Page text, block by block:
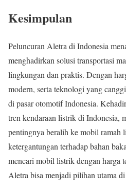
Kesimpulan
Peluncuran Aletra di Indonesia
menghadirkan solusi transportasi
lingkungan dan praktis. Dengan
modern, serta teknologi yang
di pasar otomotif Indonesia.
tren kendaraan listrik di Indonesia,
pentingnya beralih ke mobil ramah
ketergantungan terhadap bahan
mencari mobil listrik dengan harga
Aletra bisa menjadi pilihan utama di